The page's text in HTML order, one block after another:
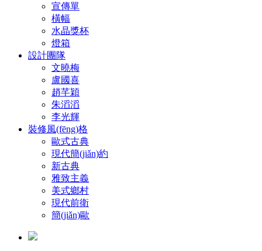
宣傳單
橫幅
水晶獎杯
燈箱
設計團隊
文曉梅
盧國喜
趙芊穎
朱滔滔
李光輝
裝修風(fēng)格
歐式古典
現代簡(jiǎn)約
新古典
雅致主義
美式鄉村
現代前衛
簡(jiǎn)歐